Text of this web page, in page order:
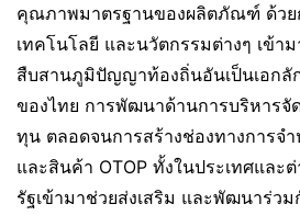
คุณภาพมาตรฐานของผลิตภัณฑ์ ด้วย
เทคโนโลยี และนวัตกรรมต่างๆ เข้า
สืบสานภูมิปัญญาท้องถิ่นอันเป็นเอกลั
ของไทย การพัฒนาด้านการบริหารจั
ทุน ตลอดจนการสร้างช่องทางการ
และสินค้า OTOP ทั้งในประเทศและ
รัฐเข้ามาช่วยส่งเสริม และพัฒนาร่ว